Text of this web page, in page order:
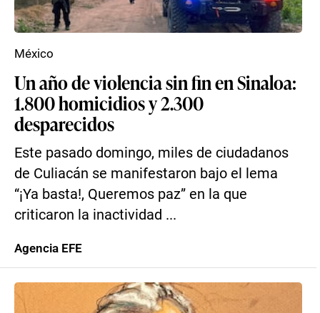
Un año de violencia sin fin en Sinaloa:
1.800 homicidios y 2.300
desparecidos
Este pasado domingo, miles de ciudadanos
de Culiacán se manifestaron bajo el lema
“¡Ya basta!, Queremos paz” en la que
criticaron la inactividad ...
México
Agencia EFE